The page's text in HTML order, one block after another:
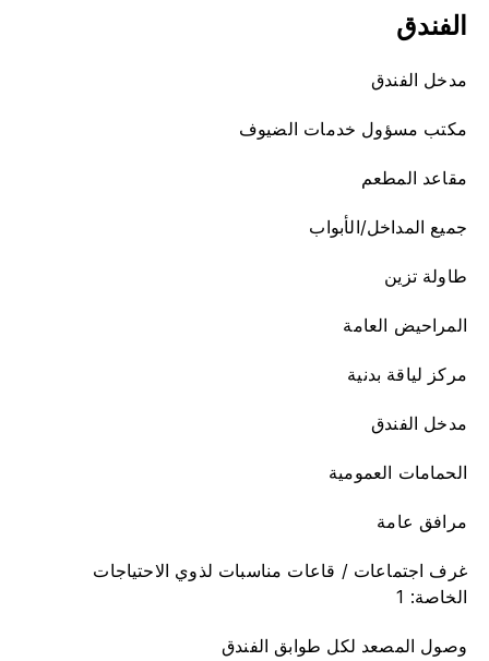
الفندق
مدخل الفندق
مكتب مسؤول خدمات الضيوف
مقاعد المطعم
جميع المداخل/الأبواب
طاولة تزين
المراحيض العامة
مركز لياقة بدنية
مدخل الفندق
الحمامات العمومية
مرافق عامة
غرف اجتماعات / قاعات مناسبات لذوي الاحتياجات
الخاصة: 1
وصول المصعد لكل طوابق الفندق